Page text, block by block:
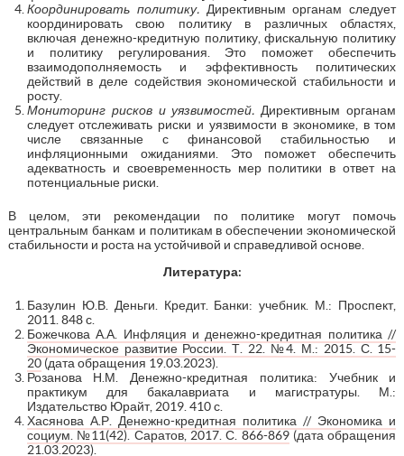
Координировать политику. Директивным органам следует
координировать свою политику в различных областях,
включая денежно-кредитную политику, фискальную политику
и политику регулирования. Это поможет обеспечить
взаимодополняемость и эффективность политических
действий в деле содействия экономической стабильности и
росту.
Мониторинг рисков и уязвимостей. Директивным органам
следует отслеживать риски и уязвимости в экономике, в том
числе связанные с финансовой стабильностью и
инфляционными ожиданиями. Это поможет обеспечить
адекватность и своевременность мер политики в ответ на
потенциальные риски.
В целом, эти рекомендации по политике могут помочь
центральным банкам и политикам в обеспечении экономической
стабильности и роста на устойчивой и справедливой основе.
Литература:
Базулин Ю.В. Деньги. Кредит. Банки: учебник. М.: Проспект,
2011. 848 с.
Божечкова А.А. Инфляция и денежно-кредитная политика //
Экономическое развитие России. Т. 22. №4. М.: 2015. С. 15-
20(дата обращения 19.03.2023).
Розанова Н.М. Денежно-кредитная политика: Учебник и
практикум для бакалавриата и магистратуры. М.:
Издательство Юрайт, 2019. 410 с.
Хасянова А.Р. Денежно-кредитная политика // Экономика и
социум. №11(42). Саратов, 2017. С. 866-869(дата обращения
21.03.2023).